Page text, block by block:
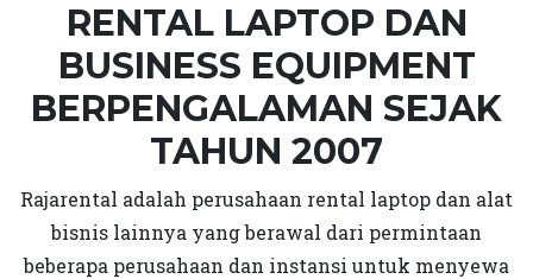
RENTAL LAPTOP DAN
BUSINESS EQUIPMENT
BERPENGALAMAN SEJAK
TAHUN 2007
Rajarental adalah perusahaan rental laptop dan alat
bisnis lainnya yang berawal dari permintaan
beberapa perusahaan dan instansi untuk menyewa